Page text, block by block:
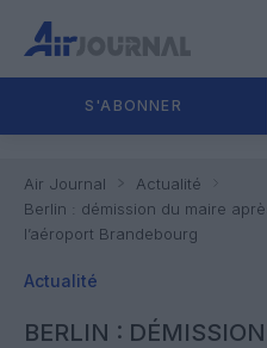
S'ABONNER
Air Journal
Actualité
Berlin : démission du maire
l’aéroport Brandebourg
Actualité
BERLIN :